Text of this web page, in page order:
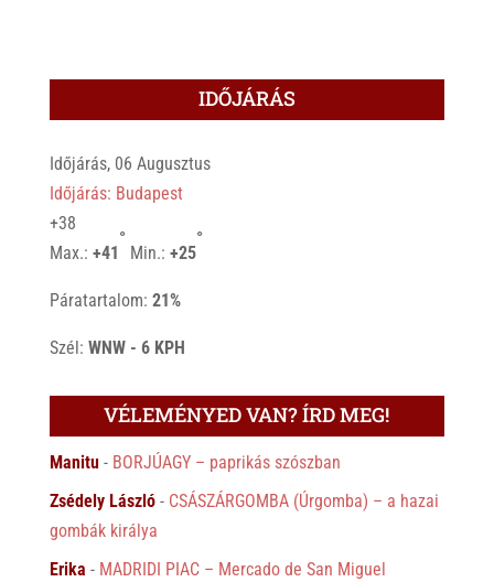
IDŐJÁRÁS
Időjárás, 06 Augusztus
Időjárás: Budapest
+38
Max.: +41
°
Min.: +25
°
Páratartalom: 21%
Szél: WNW - 6 KPH
VÉLEMÉNYED VAN? ÍRD MEG!
Manitu- BORJÚAGY – paprikás szószban
Zsédely László- CSÁSZÁRGOMBA (Úrgomba) – a hazai
gombák királya
Erika - MADRIDI PIAC – Mercado de San Miguel